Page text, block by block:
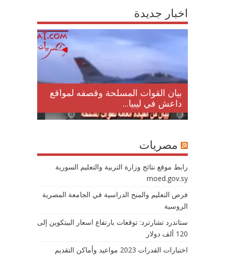
اخبار جديدة
بيان القوات المسلحة وقصفه لمواقع
داعش في ليبيا...
مصريات
رابط موقع نتائج وزارة التربية والتعليم السورية
moed.gov.sy
فرص التعليم والمنح الدراسية في الجامعة المصرية
الروسية
ستاندرد تشارترد: توقعات بارتفاع اسعار البيتكوين إلى
120 ألف دولار
اختبارات القدرات 2023 مواعيد وأماكن التقديم